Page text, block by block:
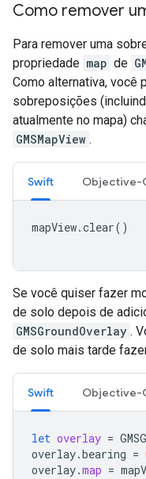
Como remover
Para remover uma
propriedade map de
Como alternativa, você
sobreposições
atualmente no mapa)
GMSMapView .
Swift Objective-
mapView.clear()
Se você quiser fazer
de solo depois de
GMSGroundOverlay .
de solo mais tarde
Swift Objective-
let overlay =
overlay.bearing =
overlay.map =